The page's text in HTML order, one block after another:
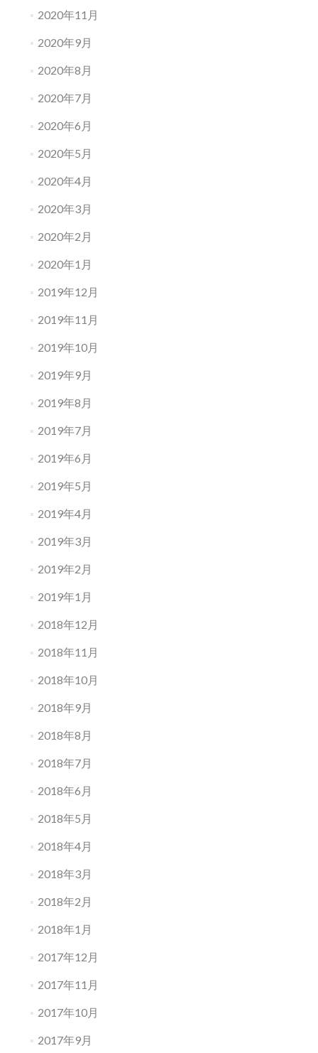
2020年11月
2020年9月
2020年8月
2020年7月
2020年6月
2020年5月
2020年4月
2020年3月
2020年2月
2020年1月
2019年12月
2019年11月
2019年10月
2019年9月
2019年8月
2019年7月
2019年6月
2019年5月
2019年4月
2019年3月
2019年2月
2019年1月
2018年12月
2018年11月
2018年10月
2018年9月
2018年8月
2018年7月
2018年6月
2018年5月
2018年4月
2018年3月
2018年2月
2018年1月
2017年12月
2017年11月
2017年10月
2017年9月